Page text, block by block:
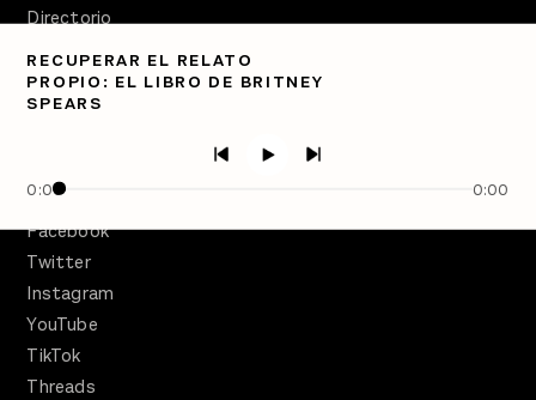
RECUPERAR EL RELATO
PROPIO: EL LIBRO DE BRITNEY
SPEARS
0:00 0:00
Directorio
PÓDCASTS
Semanario Gatopardo
Facebook
Twitter
Instagram
YouTube
TikTok
Threads